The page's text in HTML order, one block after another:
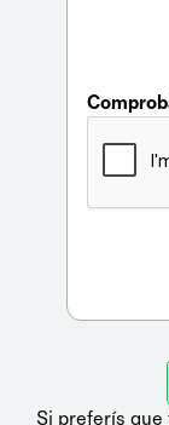
Si preferís